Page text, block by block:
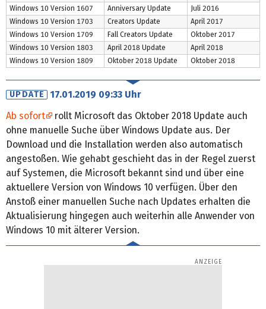
Windows 10 Version 1607
Anniversary Update
Juli 2016
Windows 10 Version 1703
Creators Update
April 2017
Windows 10 Version 1709
Fall Creators Update
Oktober 2017
Windows 10 Version 1803
April 2018 Update
April 2018
Windows 10 Version 1809
Oktober 2018 Update Oktober 2018
UPDATE
17.01.2019 09:33 Uhr
Ab sofort
rollt Microsoft das Oktober 2018 Update auch
ohne manuelle Suche über Windows Update aus. Der
Download und die Installation werden also automatisch
angestoßen. Wie gehabt geschieht das in der Regel zuerst
auf Systemen, die Microsoft bekannt sind und über eine
aktuellere Version von Windows 10 verfügen. Über den
Anstoß einer manuellen Suche nach Updates erhalten die
Aktualisierung hingegen auch weiterhin alle Anwender von
Windows 10 mit älterer Version.